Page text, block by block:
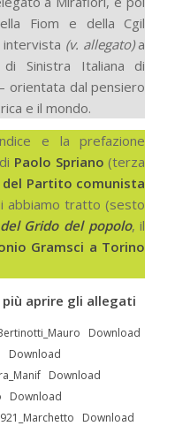
Fiom e della Cgil
intervista (v. allegato)a
Sinistra Italiana di
orientata dal pensiero
e il mondo.
e la prefazione
Paolo Spriano (terza
Partito comunista
abbiamo tratto (sesto
Grido del popolo, il
Gramsci a Torino
aprire gli allegati
Download
Download
Download
Download
Download